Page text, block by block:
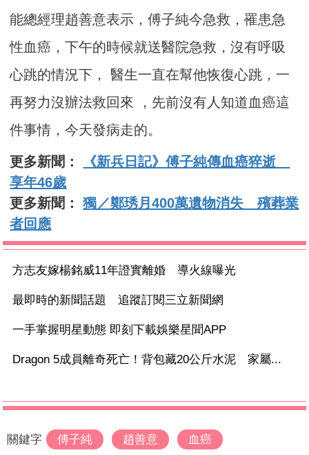
能總經理趙善意表示，傅子純今急救，罹患急
性血癌，下午的時候就送醫院急救，沒有呼吸
心跳的情況下， 醫生一直在幫他恢復心跳，一
再努力沒辦法救回來 ，先前沒有人知道血癌這
件事情，今天發病走的。
更多新聞：
《新兵日記》傅子純傳血癌猝逝
享年46歲
更多新聞：獨／鄭琇月400萬遺物消失 殯葬業
者回應
方志友嫁楊銘威11年證實離婚 導火線曝光
最即時的新聞話題 追蹤訂閱三立新聞網
一手掌握明星動態 即刻下載娛樂星聞APP
Dragon 5成員離奇死亡！背包藏20公斤水泥 家屬...
關鍵字 傅子純 趙善意 血癌